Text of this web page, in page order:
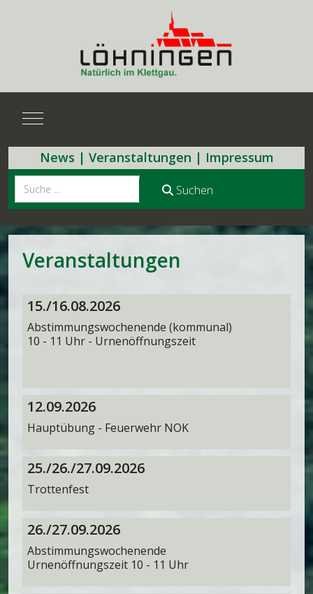
Mobile Menu Toggle
News | Veranstaltungen | Impressum
Suchen
Suchen
Veranstaltungen
15./16.08.2026
Abstimmungswochenende (kommunal)
10 - 11 Uhr - Urnenöffnungszeit
12.09.2026
Hauptübung - Feuerwehr NOK
25./26./27.09.2026
Trottenfest
26./27.09.2026
Abstimmungswochenende
Urnenöffnungszeit 10 - 11 Uhr